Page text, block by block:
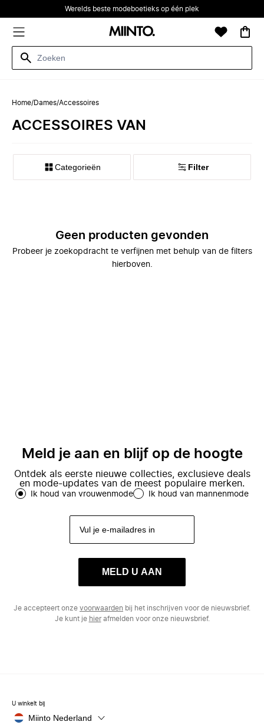
Werelds beste modeboetieks op één plek
Home/Dames/Accessoires
ACCESSOIRES VAN
Categorieën Filter
Geen producten gevonden
Probeer je zoekopdracht te verfijnen met behulp van de filters
hierboven.
Meld je aan en blijf op de hoogte
Ontdek als eerste nieuwe collecties, exclusieve deals
en mode-updates van de meest populaire merken.
Ik houd van vrouwenmode Ik houd van mannenmode
MELD U AAN
Je accepteert onze voorwaarden bij het inschrijven voor de nieuwsbrief.
Je kunt je hierafmelden voor onze nieuwsbrief.
U winkelt bij
Miinto Nederland